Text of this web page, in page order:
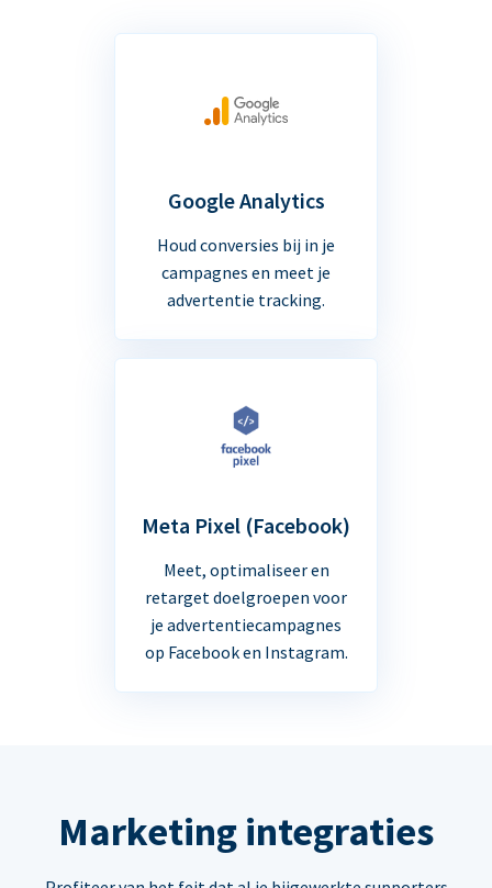
Google Analytics
Houd conversies bij in je
campagnes en meet je
advertentie tracking.
Meta Pixel (Facebook)
Meet, optimaliseer en
retarget doelgroepen voor
je advertentiecampagnes
op Facebook en Instagram.
Marketing integraties